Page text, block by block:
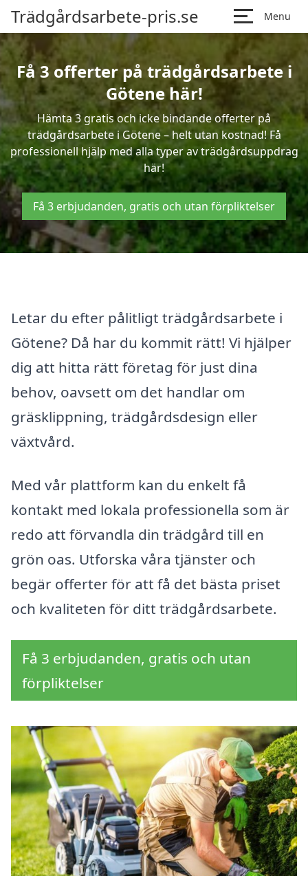
Trädgårdsarbete-pris.se Menu
Få 3 offerter på trädgårdsarbete i
Götene här!
Hämta 3 gratis och icke bindande offerter på
trädgårdsarbete i Götene – helt utan kostnad! Få
professionell hjälp med alla typer av trädgårdsuppdrag
här!
Få 3 erbjudanden, gratis och utan förpliktelser
Letar du efter pålitligt trädgårdsarbete i
Götene? Då har du kommit rätt! Vi hjälper
dig att hitta rätt företag för just dina
behov, oavsett om det handlar om
gräsklippning, trädgårdsdesign eller
växtvård.
Med vår plattform kan du enkelt få
kontakt med lokala professionella som är
redo att förvandla din trädgård till en
grön oas. Utforska våra tjänster och
begär offerter för att få det bästa priset
och kvaliteten för ditt trädgårdsarbete.
Få 3 erbjudanden, gratis och utan
förpliktelser